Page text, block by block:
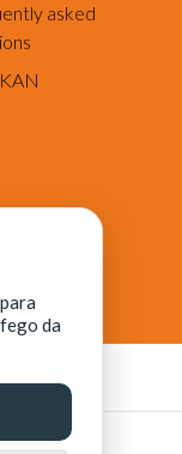
asked
Ciência,
da